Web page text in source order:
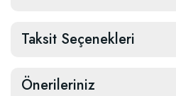
Taksit Seçenekleri
Önerileriniz